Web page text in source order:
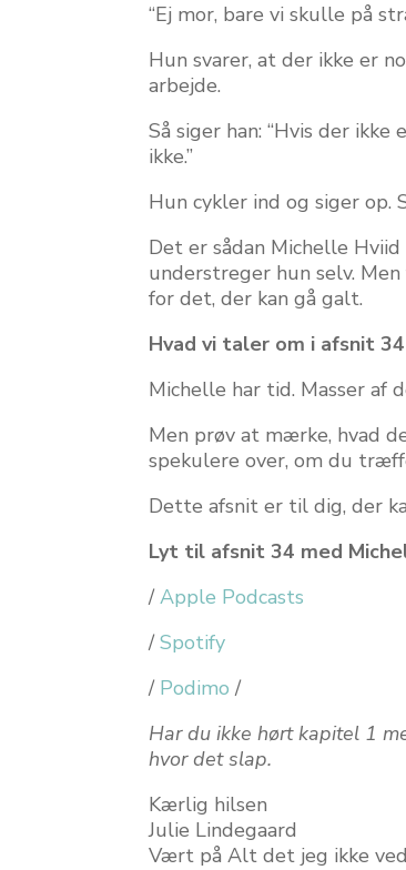
“Ej mor, bare vi skulle på
Hun svarer, at der ikke er
arbejde.
Så siger han: “Hvis der
ikke.”
Hun cykler ind og siger op.
Det er sådan Michelle
understreger hun selv.
for det, der kan gå galt.
Hvad vi taler om i afsnit 34
Michelle har tid. Masser af
Men prøv at mærke, hvad
spekulere over, om du
Dette afsnit er til dig, der
Lyt til afsnit 34 med
/Apple Podcasts
/Spotify
/ Podimo /
Har du ikke hørt kapitel 1
hvor det slap.
Kærlig hilsen
Julie Lindegaard
Vært på Alt det jeg ikke ved